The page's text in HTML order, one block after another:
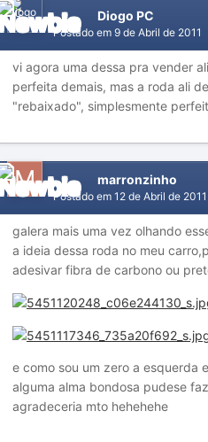
Diogo PC
Postado em 9 de Abril de 2011
vi agora uma dessa pra vender
perfeita demais, mas a roda ali
"rebaixado", simplesmente
marronzinho
Postado em 12 de Abril de 2011
galera mais uma vez olhando
a ideia dessa roda no meu
adesivar fibra de carbono ou
e como sou um zero a esquerda
alguma alma bondosa pudese
agradeceria mto hehehehe